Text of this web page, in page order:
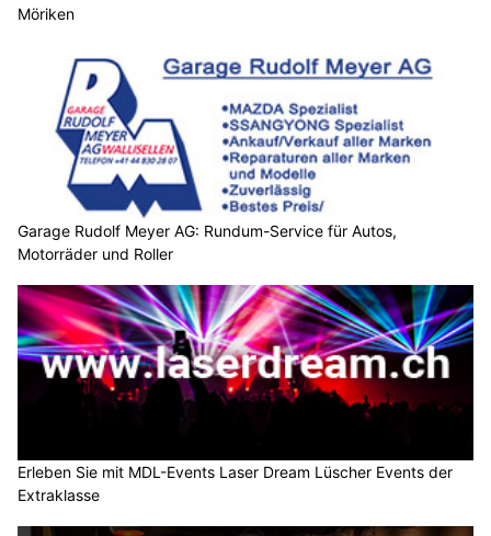
Möriken
Garage Rudolf Meyer AG: Rundum-Service für Autos,
Motorräder und Roller
Erleben Sie mit MDL-Events Laser Dream Lüscher Events der
Extraklasse